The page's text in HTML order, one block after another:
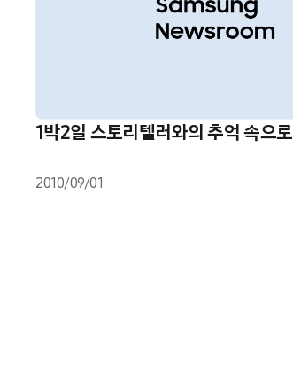
1박2일 스토리텔러와의 추억 속으로
2010/09/01